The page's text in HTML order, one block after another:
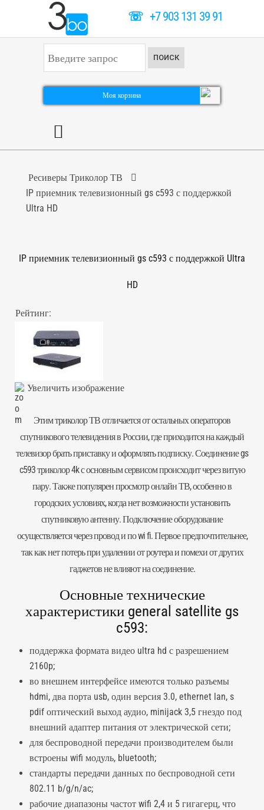
☏+7 903 131 39 91
к
а
ь
ПОИСК
Моя корзина
Ресиверы Триколор ТВ
IP приемник телевизионный gs c593 с поддержкой
Ultra HD
IP приемник телевизионный gs c593 с поддержкой Ultra
HD
Рейтинг:
Увеличить изображение
Этим триколор ТВ отличается от остальных операторов
спутникового телевидения в России, где приходится на каждый
телевизор брать приставку и оформлять подписку. Соединение gs
c593 триколор 4k с основным сервисом происходит через витую
пару. Также популярен просмотр онлайн ТВ, особенно в
городских условиях, когда нет возможности установить
спутниковую антенну. Подключение оборудование
осуществляется через провод и по wi fi. Первое предпочтительнее,
так как нет потерь при удалении от роутера и помехи от других
гаджетов не влияют на соединение.
Основные технические
характеристики general satellite gs
c593:
поддержка формата видео ultra hd с разрешением
2160p;
во внешнем интерфейсе имеются только разъемы
hdmi, два порта usb, один версия 3.0, ethernet lan, s
pdif оптический выход аудио, minijack 3,5 гнездо под
внешний адаптер питания от электрической сети;
для беспроводной передачи производителем были
встроены wifi модуль, bluetooth;
стандарты передачи данных по беспроводной сети
802.11 b/g/n/ac;
рабочие диапазоны частот wifi 2,4 и 5 гигагерц, что